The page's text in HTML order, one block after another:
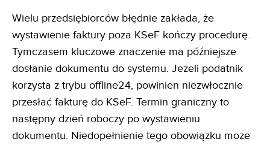
Wielu przedsiębiorców błędnie zakłada, że
wystawienie faktury poza KSeF kończy procedurę.
Tymczasem kluczowe znaczenie ma późniejsze
dosłanie dokumentu do systemu. Jeżeli podatnik
korzysta z trybu offline24, powinien niezwłocznie
przesłać fakturę do KSeF. Termin graniczny to
następny dzień roboczy po wystawieniu
dokumentu. Niedopełnienie tego obowiązku może